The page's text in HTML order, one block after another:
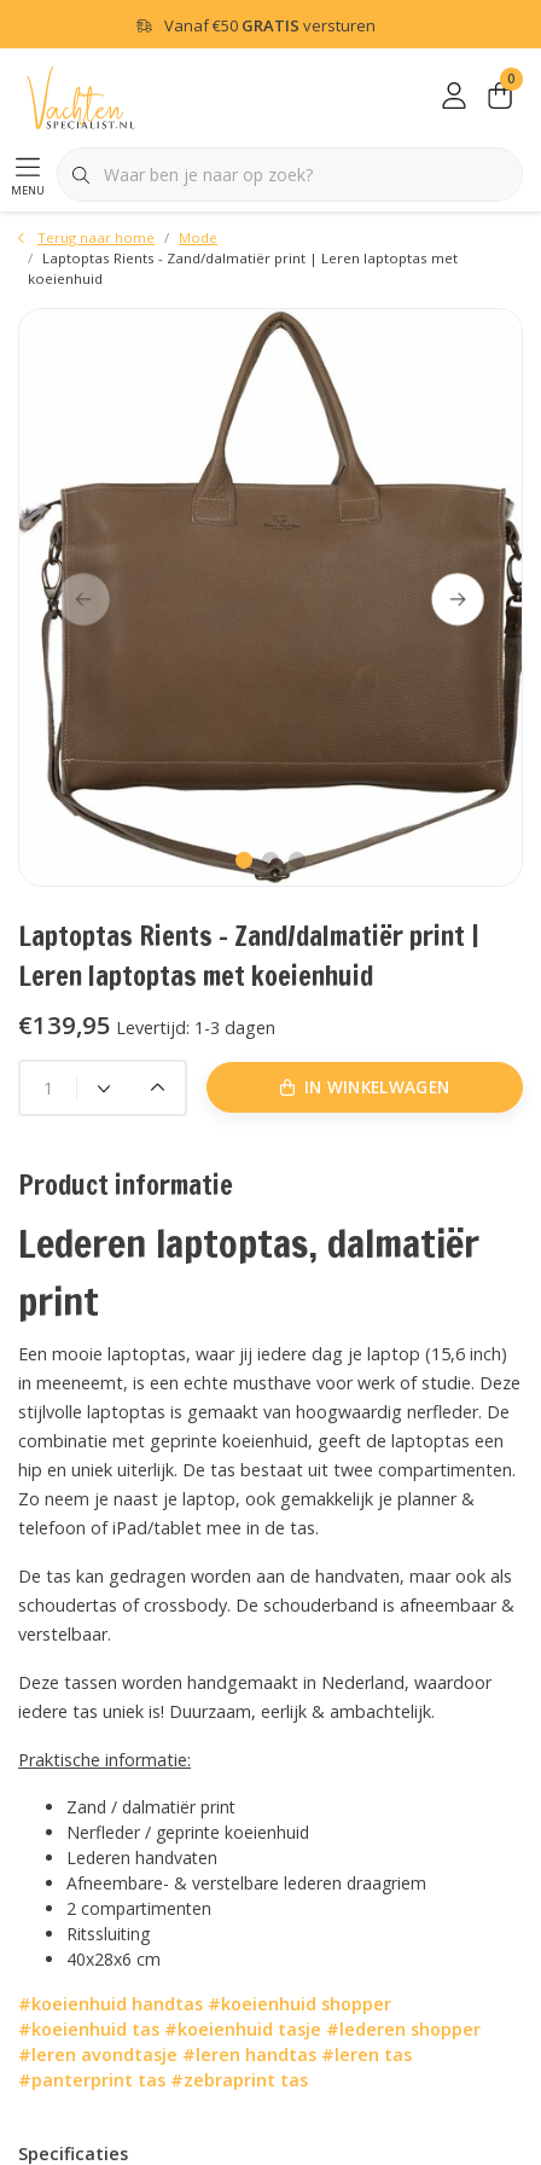
Vanaf€50 GRATIS versturen
menu
0
Terug naar home
Mode
Laptoptas Rients - Zand/dalmatiër print | Leren laptoptas met
koeienhuid
Laptoptas Rients - Zand/dalmatiër print |
Leren laptoptas met koeienhuid
€139,95 Levertijd: 1-3 dagen
IN WINKELWAGEN
Product informatie
Lederen laptoptas, dalmatiër
print
Een mooie laptoptas, waar jij iedere dag je laptop (15,6 inch)
in meeneemt, is een echte musthave voor werk of studie. Deze
stijlvolle laptoptas is gemaakt van hoogwaardig nerfleder. De
combinatie met geprinte koeienhuid, geeft de laptoptas een
hip en uniek uiterlijk. De tas bestaat uit twee compartimenten.
Zo neem je naast je laptop, ook gemakkelijk je planner &
telefoon of iPad/tablet mee in de tas.
De tas kan gedragen worden aan de handvaten, maar ook als
schoudertas of crossbody. De schouderband is afneembaar &
verstelbaar.
Deze tassen worden handgemaakt in Nederland, waardoor
iedere tas uniek is! Duurzaam, eerlijk & ambachtelijk.
Praktische informatie:
Zand / dalmatiër print
Nerfleder / geprinte koeienhuid
Lederen handvaten
Afneembare- & verstelbare lederen draagriem
2 compartimenten
Ritssluiting
40x28x6 cm
#koeienhuid handtas #koeienhuid shopper
#koeienhuid tas #koeienhuid tasje #lederen shopper
#leren avondtasje #leren handtas #leren tas
#panterprint tas #zebraprint tas
Specificaties